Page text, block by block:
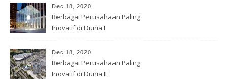
Dec 18, 2020
Berbagai Perusahaan Paling
Inovatif di Dunia I
Dec 18, 2020
Berbagai Perusahaan Paling
Inovatif di Dunia II